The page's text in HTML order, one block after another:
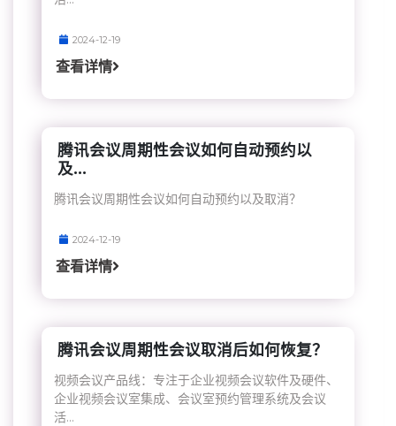
2024-12-19
查看详情
腾讯会议周期性会议如何自动预约以
及...
腾讯会议周期性会议如何自动预约以及取消？
2024-12-19
查看详情
腾讯会议周期性会议取消后如何恢复？
视频会议产品线：专注于企业视频会议软件及硬件、
企业视频会议室集成、会议室预约管理系统及会议
活...